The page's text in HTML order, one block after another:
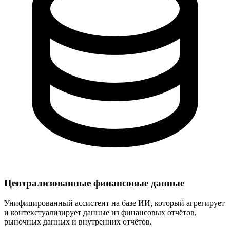
Централизованные финансовые данные
Унифицированный ассистент на базе ИИ, который агрегирует
и контекстуализирует данные из финансовых отчётов,
рыночных данных и внутренних отчётов.